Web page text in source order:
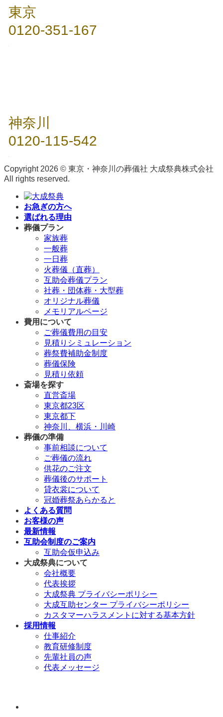
東京
0120-351-167
神奈川
0120-115-542
Copyright 2026 © 東京・神奈川の葬儀社 大成祭典株式会社
All rights reserved.
お急ぎの方へ
選ばれる理由
葬儀プラン
家族葬
一般葬
一日葬
火葬儀（直葬）
互助会葬儀プラン
社葬・団体葬・大型葬
オリジナル葬儀
メモリアルページ
費用について
ご葬儀費用の目安
見積りシミュレーション
葬祭費補助金制度
葬儀保険
見積り依頼
斎場を探す
直営斎場
東京都23区
東京都下
神奈川、横浜・川崎
葬儀の準備
事前相談について
ご葬儀の流れ
供花のご注文
葬儀後のサポート
貸衣裳について
冠婚葬祭あらかると
よくある質問
お客様の声
最新情報
互助会制度のご案内
互助会仮申込み
大成祭典について
会社概要
代表挨拶
大成祭典 プライバシーポリシー
大成互助センター プライバシーポリシー
カスタマーハラスメントに対する基本方針
採用情報
仕事紹介
教育研修制度
先輩社員の声
代表メッセージ